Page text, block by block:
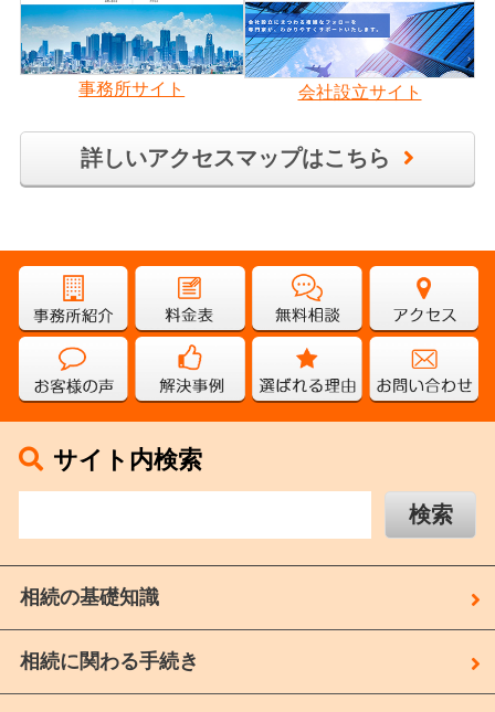
事務所サイト 会社設立サイト
詳しいアクセスマップはこちら
サイト内検索
相続の基礎知識
相続に関わる手続き